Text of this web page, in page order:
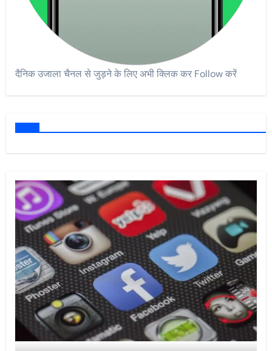
दैनिक उजाला चैनल से जुड़ने के लिए अभी क्लिक कर Follow करें